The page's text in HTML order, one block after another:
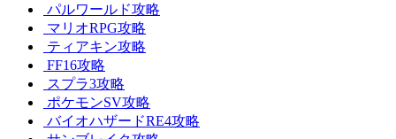
パルワールド攻略
マリオRPG攻略
ティアキン攻略
FF16攻略
スプラ3攻略
ポケモンSV攻略
バイオハザードRE4攻略